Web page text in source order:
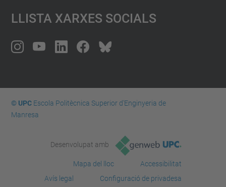
Llista Xarxes Socials
© UPCEscola Politècnica Superior d'Enginyeria de
Manresa
Desenvolupat amb
Mapa del lloc
Accessibilitat
Avís legal
Configuració de privadesa